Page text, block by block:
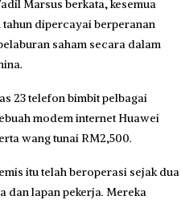
Marsus berkata, kesemua
tahun dipercayai berperanan
saham secara dalam
23 telefon bimbit pelbagai
modem internet Huawei
wang tunai RM2,500.
itu telah beroperasi sejak dua
dan lapan pekerja. Mereka